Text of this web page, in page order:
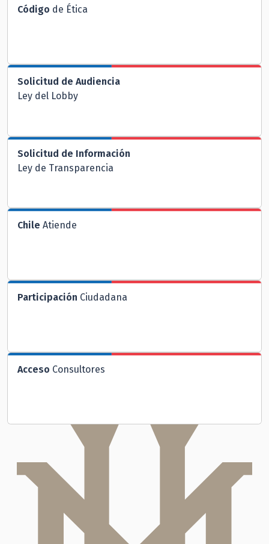
Código de Ética
Solicitud de Audiencia
Ley del Lobby
Solicitud de Información
Ley de Transparencia
Chile Atiende
Participación Ciudadana
Acceso Consultores